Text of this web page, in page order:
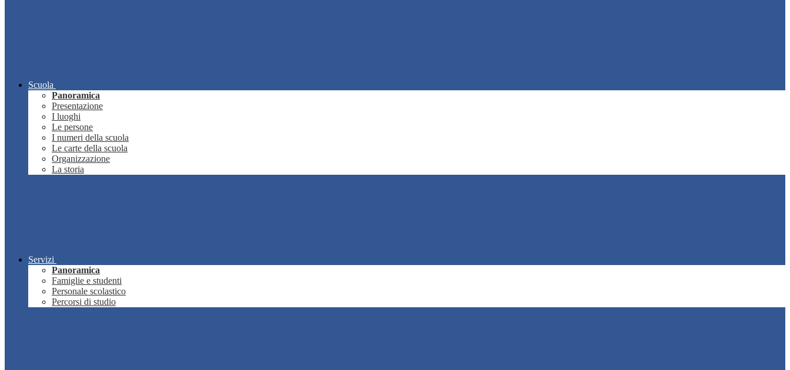
Scuola
Panoramica
Presentazione
I luoghi
Le persone
I numeri della scuola
Le carte della scuola
Organizzazione
La storia
Servizi
Panoramica
Famiglie e studenti
Personale scolastico
Percorsi di studio